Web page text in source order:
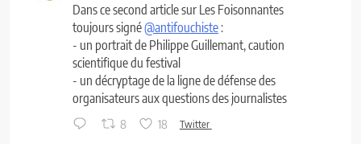
Dans ce second article sur Les Foisonnantes
toujours signé@antifouchiste :
- un portrait de Philippe Guillemant, caution
scientifique du festival
- un décryptage de la ligne de défense des
organisateurs aux questions des journalistes
8 18 Twitter